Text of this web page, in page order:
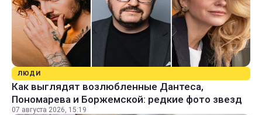
ЛЮДИ
Как выглядят возлюбленные Дантеса,
Пономарева и Боржемской: редкие фото звезд
07 августа 2026, 15:19